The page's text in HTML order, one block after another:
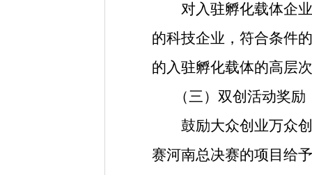
对入驻孵化载体企业
的科技企业，符合条件
的入驻孵化载体的高层
（三）双创活动奖励
鼓励大众创业万众创
赛河南总决赛的项目给